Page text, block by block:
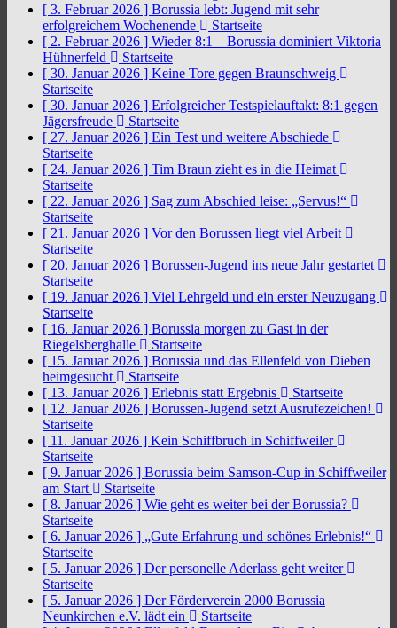
[ 3. Februar 2026 ] Borussia lebt: Jugend mit sehr
erfolgreichem Wochenende
Startseite
[ 2. Februar 2026 ] Wieder 8:1 – Borussia dominiert Viktoria
Hühnerfeld
Startseite
[ 30. Januar 2026 ] Keine Tore gegen Braunschweig
Startseite
[ 30. Januar 2026 ] Erfolgreicher Testspielauftakt: 8:1 gegen
Jägersfreude
Startseite
[ 27. Januar 2026 ] Ein Test und weitere Abschiede
Startseite
[ 24. Januar 2026 ] Tim Braun zieht es in die Heimat
Startseite
[ 22. Januar 2026 ] Sag zum Abschied leise: „Servus!“
Startseite
[ 21. Januar 2026 ] Vor den Borussen liegt viel Arbeit
Startseite
[ 20. Januar 2026 ] Borussen-Jugend ins neue Jahr gestartet
Startseite
[ 19. Januar 2026 ] Viel Lehrgeld und ein erster Neuzugang
Startseite
[ 16. Januar 2026 ] Borussia morgen zu Gast in der
Riegelsberghalle
Startseite
[ 15. Januar 2026 ] Borussia und das Ellenfeld von Dieben
heimgesucht
Startseite
[ 13. Januar 2026 ] Erlebnis statt Ergebnis
Startseite
[ 12. Januar 2026 ] Borussen-Jugend setzt Ausrufezeichen!
Startseite
[ 11. Januar 2026 ] Kein Schiffbruch in Schiffweiler
Startseite
[ 9. Januar 2026 ] Borussia beim Samson-Cup in Schiffweiler
am Start
Startseite
[ 8. Januar 2026 ] Wie geht es weiter bei der Borussia?
Startseite
[ 6. Januar 2026 ] „Gute Erfahrung und schönes Erlebnis!“
Startseite
[ 5. Januar 2026 ] Der personelle Aderlass geht weiter
Startseite
[ 5. Januar 2026 ] Der Förderverein 2000 Borussia
Neunkirchen e.V. lädt ein
Startseite